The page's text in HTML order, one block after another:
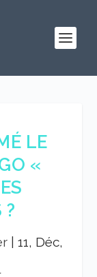
LE
«
?
| 11, Déc,